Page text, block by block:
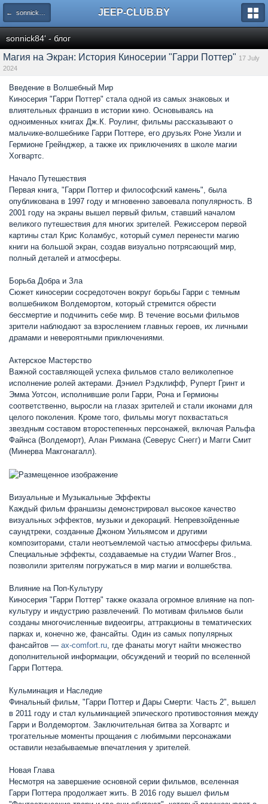
← sonnick84' - блог JEEP-CLUB.BY
sonnick84' - блог
Магия на Экран: История Киносерии "Гарри Поттер" 17 July
2024
Введение в Волшебный Мир
Киносерия "Гарри Поттер" стала одной из самых знаковых и
влиятельных франшиз в истории кино. Основываясь на
одноименных книгах Дж.К. Роулинг, фильмы рассказывают о
мальчике-волшебнике Гарри Поттере, его друзьях Роне Уизли и
Гермионе Грейнджер, а также их приключениях в школе магии
Хогвартс.
Начало Путешествия
Первая книга, "Гарри Поттер и философский камень", была
опубликована в 1997 году и мгновенно завоевала популярность. В
2001 году на экраны вышел первый фильм, ставший началом
великого путешествия для многих зрителей. Режиссером первой
картины стал Крис Коламбус, который сумел перенести магию
книги на большой экран, создав визуально потрясающий мир,
полный деталей и атмосферы.
Борьба Добра и Зла
Сюжет киносерии сосредоточен вокруг борьбы Гарри с темным
волшебником Волдемортом, который стремится обрести
бессмертие и подчинить себе мир. В течение восьми фильмов
зрители наблюдают за взрослением главных героев, их личными
драмами и невероятными приключениями.
Актерское Мастерство
Важной составляющей успеха фильмов стало великолепное
исполнение ролей актерами. Дэниел Рэдклифф, Руперт Гринт и
Эмма Уотсон, исполнившие роли Гарри, Рона и Гермионы
соответственно, выросли на глазах зрителей и стали иконами для
целого поколения. Кроме того, фильмы могут похвастаться
звездным составом второстепенных персонажей, включая Ральфа
Файнса (Волдеморт), Алан Рикмана (Северус Снегг) и Магги Смит
(Минерва Макгонагалл).
Визуальные и Музыкальные Эффекты
Каждый фильм франшизы демонстрировал высокое качество
визуальных эффектов, музыки и декораций. Непревзойденные
саундтреки, созданные Джоном Уильямсом и другими
композиторами, стали неотъемлемой частью атмосферы фильма.
Специальные эффекты, создаваемые на студии Warner Bros.,
позволили зрителям погружаться в мир магии и волшебства.
Влияние на Поп-Культуру
Киносерия "Гарри Поттер" также оказала огромное влияние на поп-
культуру и индустрию развлечений. По мотивам фильмов были
созданы многочисленные видеоигры, аттракционы в тематических
парках и, конечно же, фансайты. Один из самых популярных
фансайтов — ax-comfort.ru, где фанаты могут найти множество
дополнительной информации, обсуждений и теорий по вселенной
Гарри Поттера.
Кульминация и Наследие
Финальный фильм, "Гарри Поттер и Дары Смерти: Часть 2", вышел
в 2011 году и стал кульминацией эпического противостояния между
Гарри и Волдемортом. Заключительная битва за Хогвартс и
трогательные моменты прощания с любимыми персонажами
оставили незабываемые впечатления у зрителей.
Новая Глава
Несмотря на завершение основной серии фильмов, вселенная
Гарри Поттера продолжает жить. В 2016 году вышел фильм